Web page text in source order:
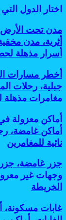
جديدة
رؤية
2030
دليلك
لاكتشاف
تحت
الجبال
اختار
الدول
زرتها
من
الخريطة
اختار الدول
مدن
تحت
الأرض،
أنفاق
حضارات
قديمة،
سياحة
أثرية،
مدن
مخفية،
مساكن
جوفية،
آثار
الأرض:
أسرار
مذهلة
قديمة
مخفية
مدن تحت
أثرية، مدن
أسرار مذهلة
أخطر
مسارات
الهايكنج،
هايكنج
العالم،
مغامرات
جبلية،
رحلات
أماكن
خطيرة
للسفر:
أفضل
مغامرات
مذهلة
أخطر مسارات
جبلية، رحلات
مغامرات مذهلة
أماكن
معزولة
في
العالم،
نائية،
سفر
المغامرات،
أماكن
رحلات
أماكن معزولة
أماكن غامضة،
نائية للمغامرين
جزر
غامضة،
جزر
مخفية،
غريبة
للسفر،
جزر غامضة، جزر
وجهات غير
الخريطة
غابات
مسكونة،
غابات مسكونة،